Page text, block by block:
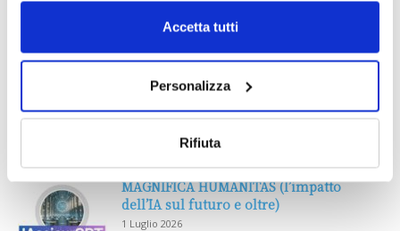
Accetta tutti
Personalizza
Rifiuta
DALLE AZIENDENotizie sponsorizzate
Prima Assicurazioni: grande
partecipazione alla Convention degli
1 Luglio 2026
MAGNIFICA HUMANITAS (l’impatto
dell’IA sul futuro e oltre)
1 Luglio 2026